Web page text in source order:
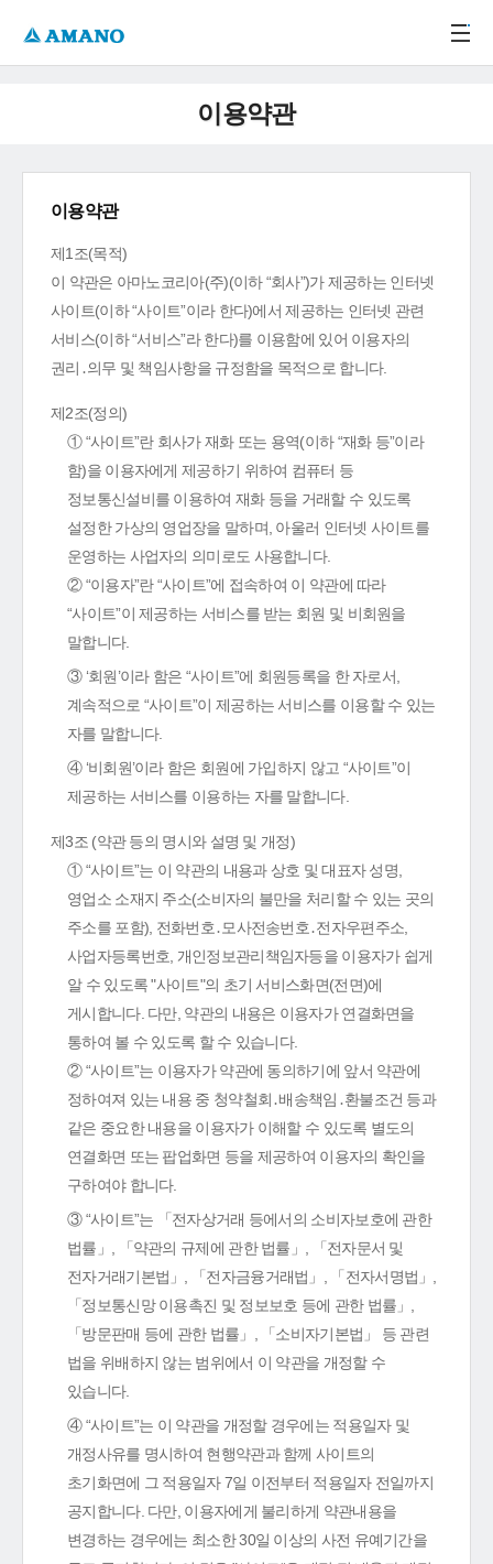
이용약관
이용약관
제1조(목적)
이 약관은 아마노코리아(주)(이하 “회사”)가 제공하는 인터넷
사이트(이하 “사이트”이라 한다)에서 제공하는 인터넷 관련
서비스(이하 “서비스”라 한다)를 이용함에 있어 이용자의
권리․의무 및 책임사항을 규정함을 목적으로 합니다.
제2조(정의)
① “사이트”란 회사가 재화 또는 용역(이하 “재화 등”이라
함)을 이용자에게 제공하기 위하여 컴퓨터 등
정보통신설비를 이용하여 재화 등을 거래할 수 있도록
설정한 가상의 영업장을 말하며, 아울러 인터넷 사이트를
운영하는 사업자의 의미로도 사용합니다.
② “이용자”란 “사이트”에 접속하여 이 약관에 따라
“사이트”이 제공하는 서비스를 받는 회원 및 비회원을
말합니다.
③ ‘회원’이라 함은 “사이트”에 회원등록을 한 자로서,
계속적으로 “사이트”이 제공하는 서비스를 이용할 수 있는
자를 말합니다.
④ ‘비회원’이라 함은 회원에 가입하지 않고 “사이트”이
제공하는 서비스를 이용하는 자를 말합니다.
제3조 (약관 등의 명시와 설명 및 개정)
① “사이트”는 이 약관의 내용과 상호 및 대표자 성명,
영업소 소재지 주소(소비자의 불만을 처리할 수 있는 곳의
주소를 포함), 전화번호․모사전송번호․전자우편주소,
사업자등록번호, 개인정보관리책임자등을 이용자가 쉽게
알 수 있도록 "사이트"의 초기 서비스화면(전면)에
게시합니다. 다만, 약관의 내용은 이용자가 연결화면을
통하여 볼 수 있도록 할 수 있습니다.
② “사이트”는 이용자가 약관에 동의하기에 앞서 약관에
정하여져 있는 내용 중 청약철회․배송책임․환불조건 등과
같은 중요한 내용을 이용자가 이해할 수 있도록 별도의
연결화면 또는 팝업화면 등을 제공하여 이용자의 확인을
구하여야 합니다.
③ “사이트”는 「전자상거래 등에서의 소비자보호에 관한
법률」, 「약관의 규제에 관한 법률」, 「전자문서 및
전자거래기본법」, 「전자금융거래법」, 「전자서명법」,
「정보통신망 이용촉진 및 정보보호 등에 관한 법률」,
「방문판매 등에 관한 법률」, 「소비자기본법」 등 관련
법을 위배하지 않는 범위에서 이 약관을 개정할 수
있습니다.
④ “사이트”는 이 약관을 개정할 경우에는 적용일자 및
개정사유를 명시하여 현행약관과 함께 사이트의
초기화면에 그 적용일자 7일 이전부터 적용일자 전일까지
공지합니다. 다만, 이용자에게 불리하게 약관내용을
변경하는 경우에는 최소한 30일 이상의 사전 유예기간을